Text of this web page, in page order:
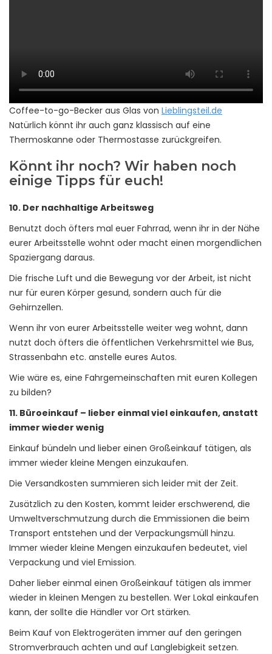
Coffee-to-go-Becker aus Glas von Lieblingsteil.de
Natürlich könnt ihr auch ganz klassisch auf eine
Thermoskanne oder Thermostasse zurückgreifen.
Könnt ihr noch? Wir haben noch
einige Tipps für euch!
10. Der nachhaltige Arbeitsweg
Benutzt doch öfters mal euer Fahrrad, wenn ihr in der Nähe
eurer Arbeitsstelle wohnt oder macht einen morgendlichen
Spaziergang daraus.
Die frische Luft und die Bewegung vor der Arbeit, ist nicht
nur für euren Körper gesund, sondern auch für die
Gehirnzellen.
Wenn ihr von eurer Arbeitsstelle weiter weg wohnt, dann
nutzt doch öfters die öffentlichen Verkehrsmittel wie Bus,
Strassenbahn etc. anstelle eures Autos.
Wie wäre es, eine Fahrgemeinschaften mit euren Kollegen
zu bilden?
11. Büroeinkauf – lieber einmal viel einkaufen, anstatt
immer wieder wenig
Einkauf bündeln und lieber einen Großeinkauf tätigen, als
immer wieder kleine Mengen einzukaufen.
Die Versandkosten summieren sich leider mit der Zeit.
Zusätzlich zu den Kosten, kommt leider erschwerend, die
Umweltverschmutzung durch die Emmissionen die beim
Transport entstehen und der Verpackungsmüll hinzu.
Immer wieder kleine Mengen einzukaufen bedeutet, viel
Verpackung und viel Emission.
Daher lieber einmal einen Großeinkauf tätigen als immer
wieder in kleinen Mengen zu bestellen. Wer Lokal einkaufen
kann, der sollte die Händler vor Ort stärken.
Beim Kauf von Elektrogeräten immer auf den geringen
Stromverbrauch achten und auf Langlebigkeit setzen.